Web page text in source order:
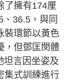
了擁有174厘
36.5，與同
裝環節以黃色
，但鄧匡閔體
坦言因坐姿及
集式訓練進行